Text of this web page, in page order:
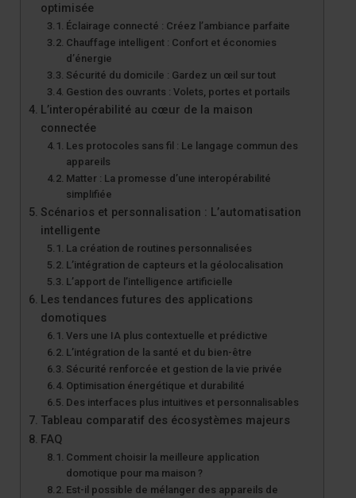
optimisée
Éclairage connecté : Créez l’ambiance parfaite
Chauffage intelligent : Confort et économies
d’énergie
Sécurité du domicile : Gardez un œil sur tout
Gestion des ouvrants : Volets, portes et portails
L’interopérabilité au cœur de la maison
connectée
Les protocoles sans fil : Le langage commun des
appareils
Matter : La promesse d’une interopérabilité
simplifiée
Scénarios et personnalisation : L’automatisation
intelligente
La création de routines personnalisées
L’intégration de capteurs et la géolocalisation
L’apport de l’intelligence artificielle
Les tendances futures des applications
domotiques
Vers une IA plus contextuelle et prédictive
L’intégration de la santé et du bien-être
Sécurité renforcée et gestion de la vie privée
Optimisation énergétique et durabilité
Des interfaces plus intuitives et personnalisables
Tableau comparatif des écosystèmes majeurs
FAQ
Comment choisir la meilleure application
domotique pour ma maison ?
Est-il possible de mélanger des appareils de